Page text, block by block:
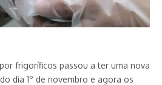
frigoríficos passou a ter uma nova
dia 1º de novembro e agora os